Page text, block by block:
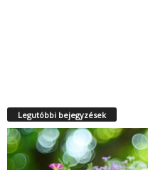
Legutóbbi bejegyzések